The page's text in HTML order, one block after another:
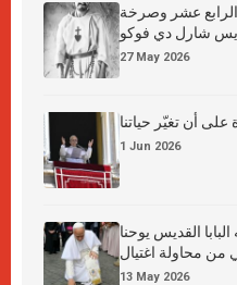
الرابع عشر وصرخة
شارل دي فوكو
27 May 2026
على أن تغيّر حياتنا
1 Jun 2026
القديس يوحنا
من محاولة اغتيال
13 May 2026